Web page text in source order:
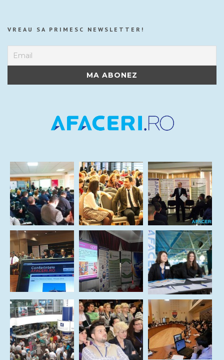
VREAU SA PRIMESC NEWSLETTER!